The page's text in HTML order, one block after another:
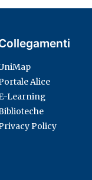
Alice
Learning
Policy